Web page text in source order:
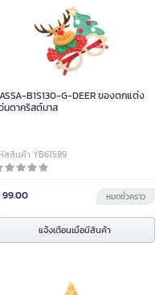
B1S130-G-DEER ของตกแต่ง
นตาคริสต์มาส
สสินค้า YB61589
หมดชั่วคราว
แจ้งเตือนเมื่อมีสินค้า